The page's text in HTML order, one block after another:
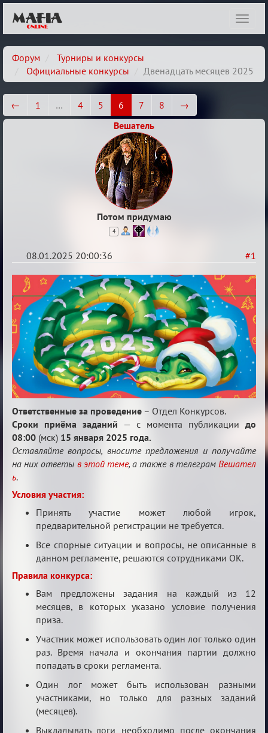
Форум
Турниры и конкурсы
Официальные конкурсы
Двенадцать месяцев 2025
← 1 … 4 5 6 7 8
→
Вешатель
Потом придумаю
4
#1
08.01.2025 20:00:36
Двенадцать
месяцев
2025
Ответственные за проведение – Отдел Конкурсов.
Сроки приёма заданий — с момента публикации до
08:00 (мск) 15 января 2025 года.
Оставляйте вопросы, вносите предложения и получайте
на них ответы в этой теме, а также в телеграм Вешател
ь.
Условия участия:
Принять участие может любой игрок,
предварительной регистрации не требуется.
Все спорные ситуации и вопросы, не описанные в
данном регламенте, решаются сотрудниками ОК.
Правила конкурса:
Вам предложены задания на каждый из 12
месяцев, в которых указано условие получения
приза.
Участник может использовать один лог только один
раз. Время начала и окончания партии должно
попадать в сроки регламента.
Один лог может быть использован разными
участниками, но только для разных заданий
(месяцев).
Выкладывать логи необходимо после окончания